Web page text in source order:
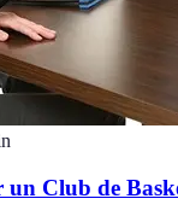
un Club de